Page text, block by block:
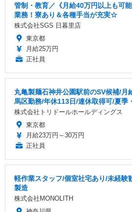
管制・教育／《月給40万円以上も可
業務！寮あり＆各種手当が充実☆
株式会社SGS 日暮里店
東京都
月給25万円
正社員
丸亀製麺石神井公園駅前のSV候補/月
馬区勤務/年休113日/連休取得可/夏季
株式会社トリドールホールディングス
東京都
月給23万円～30万円
正社員
軽作業スタッフ/個室社宅あり/未経験
製造
株式会社MONOLITH